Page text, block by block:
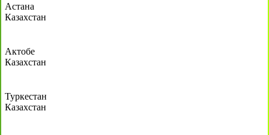
Астана
Казахстан
Актобе
Казахстан
Туркестан
Казахстан